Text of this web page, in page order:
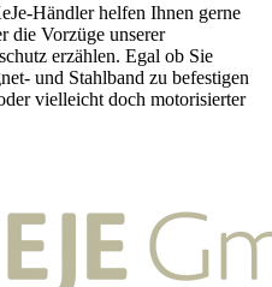
Händler helfen Ihnen gerne
die Vorzüge unserer
erzählen. Egal ob Sie
und Stahlband zu befestigen
vielleicht doch motorisierter